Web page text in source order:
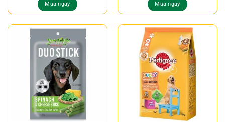
Mua ngay Mua ngay